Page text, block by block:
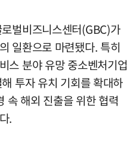
벌비즈니스센터(GBC)가
일환으로 마련됐다. 특히
스 분야 유망 중소벤처기업
투자 유치 기회를 확대하
속 해외 진출을 위한 협력
.